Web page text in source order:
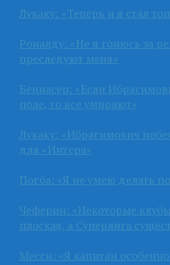
Лукаку: «Теперь и я стал
Роналду: «Не я гонюсь за
преследуют меня»
Беннасер: «Если
поле, то все умирают»
Лукаку: «Ибрагимович
для «Интера»
Погба: «Я не умею делать
Чеферин: «Некоторые
плоская, а Суперлига
Месси: «Я капитан